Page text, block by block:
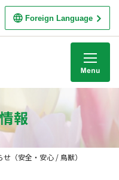
Foreign Language
報
せ（安全・安心 / 鳥獣）